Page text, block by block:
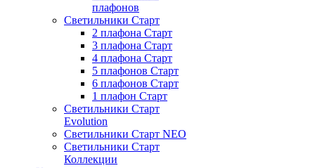
плафонов
Светильники Старт
2 плафона Старт
3 плафона Старт
4 плафона Старт
5 плафонов Старт
6 плафонов Старт
1 плафон Старт
Светильники Старт
Evolution
Светильники Старт NEO
Светильники Старт
Коллекции